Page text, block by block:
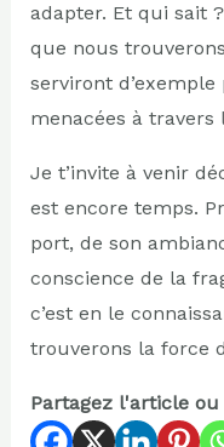
adapter. Et qui sait
que nous
serviront
menacées à travers
Je t’invite à venir
est encore temps.
port, de son
conscience de la
c’est en le
trouverons la force
Partagez l'article ou